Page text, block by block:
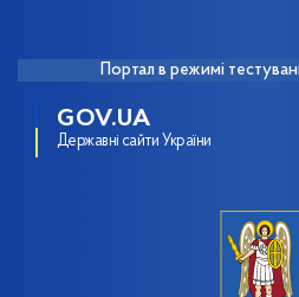
Портал в режимі
GOV.UA
Державні сайти України